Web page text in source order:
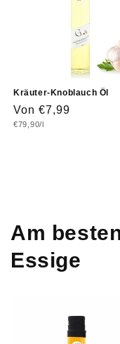
Kräuter-Knoblauch Öl
Normaler
Preis
Von €7,99
Grundpreis
€79,90/l
Am
Essige